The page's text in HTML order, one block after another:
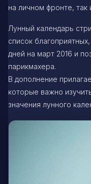
на личном фронте, так
Лунный календарь
список
дней на март 2016 и
парикмахера.
В дополнение
которые важно
значения лунного